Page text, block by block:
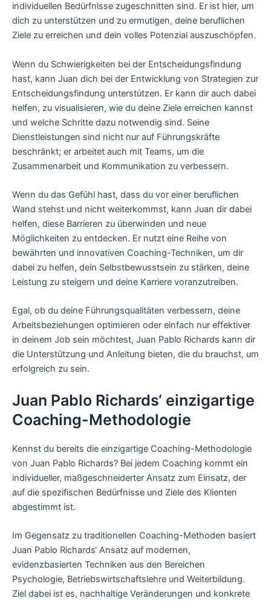
individuellen Bedürfnisse zugeschnitten sind. Er ist hier, um
dich zu unterstützen und zu ermutigen, deine beruflichen
Ziele zu erreichen und dein volles Potenzial auszuschöpfen.
Wenn du Schwierigkeiten bei der Entscheidungsfindung
hast, kann Juan dich bei der Entwicklung von Strategien zur
Entscheidungsfindung unterstützen. Er kann dir auch dabei
helfen, zu visualisieren, wie du deine Ziele erreichen kannst
und welche Schritte dazu notwendig sind. Seine
Dienstleistungen sind nicht nur auf Führungskräfte
beschränkt; er arbeitet auch mit Teams, um die
Zusammenarbeit und Kommunikation zu verbessern.
Wenn du das Gefühl hast, dass du vor einer beruflichen
Wand stehst und nicht weiterkommst, kann Juan dir dabei
helfen, diese Barrieren zu überwinden und neue
Möglichkeiten zu entdecken. Er nutzt eine Reihe von
bewährten und innovativen Coaching-Techniken, um dir
dabei zu helfen, dein Selbstbewusstsein zu stärken, deine
Leistung zu steigern und deine Karriere voranzutreiben.
Egal, ob du deine Führungsqualitäten verbessern, deine
Arbeitsbeziehungen optimieren oder einfach nur effektiver
in deinem Job sein möchtest, Juan Pablo Richards kann dir
die Unterstützung und Anleitung bieten, die du brauchst, um
erfolgreich zu sein.
Juan Pablo Richards‘ einzigartige
Coaching-Methodologie
Kennst du bereits die einzigartige Coaching-Methodologie
von Juan Pablo Richards? Bei jedem Coaching kommt ein
individueller, maßgeschneiderter Ansatz zum Einsatz, der
auf die spezifischen Bedürfnisse und Ziele des Klienten
abgestimmt ist.
Im Gegensatz zu traditionellen Coaching-Methoden basiert
Juan Pablo Richards‘ Ansatz auf modernen,
evidenzbasierten Techniken aus den Bereichen
Psychologie, Betriebswirtschaftslehre und Weiterbildung.
Ziel dabei ist es, nachhaltige Veränderungen und konkrete